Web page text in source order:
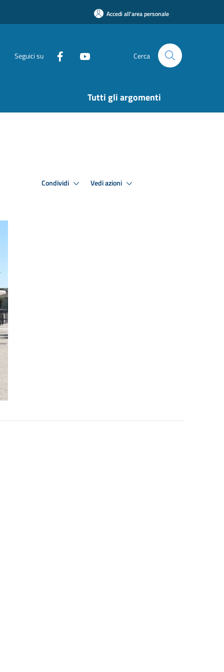
Accedi all'area personale
Seguici su Cerca
Tutti gli argomenti
Condividi Vedi azioni